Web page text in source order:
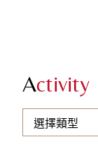
Activity